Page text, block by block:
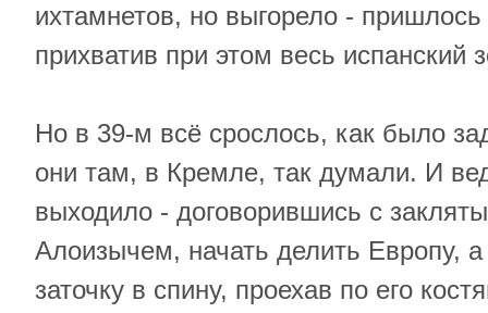
ихтамнетов, но выгорело - пришлось
прихватив при этом весь испанский
Но в 39-м всё срослось, как было
они там, в Кремле, так думали. И
выходило - договорившись с
Алоизычем, начать делить Европу,
заточку в спину, проехав по его